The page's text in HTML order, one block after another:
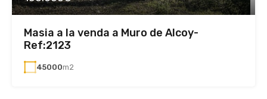
Masia a la venda a Muro de Alcoy-
Ref:2123
45000m2